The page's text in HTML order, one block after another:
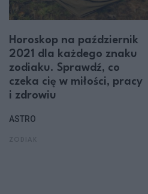
Horoskop na październik
2021 dla każdego znaku
zodiaku. Sprawdź, co
czeka cię w miłości, pracy
i zdrowiu
ASTRO